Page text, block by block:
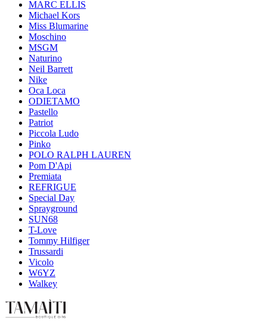
MARC ELLIS
Michael Kors
Miss Blumarine
Moschino
MSGM
Naturino
Neil Barrett
Nike
Oca Loca
ODIETAMO
Pastello
Patriot
Piccola Ludo
Pinko
POLO RALPH LAUREN
Pom D'Api
Premiata
REFRIGUE
Special Day
Sprayground
SUN68
T-Love
Tommy Hilfiger
Trussardi
Vicolo
W6YZ
Walkey